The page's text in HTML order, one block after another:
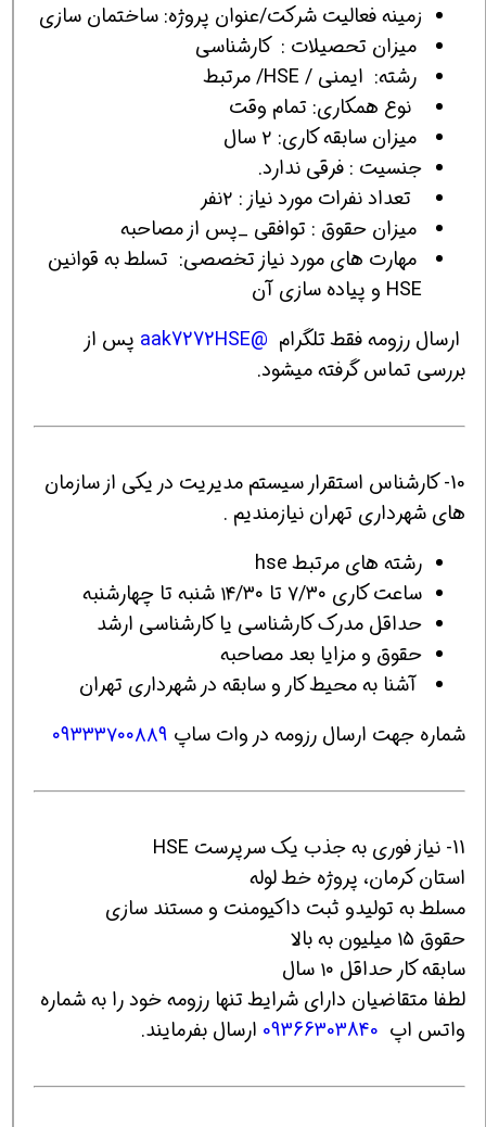
زمینه فعالیت شرکت/عنوان پروژه: ساختمان سازی
ميزان تحصیلات : کارشناسی
رشته: ایمنی / HSE/ مرتبط
نوع همکاری: تمام وقت
میزان سابقه کاری: ۲ سال
جنسیت : فرقی ندارد.
تعداد نفرات مورد نیاز : ۲نفر
میزان حقوق : توافقی _پس از مصاحبه
مهارت های مورد نیاز تخصصی: تسلط به قوانین
HSE و پیاده سازی آن
ارسال رزومه فقط تلگرام @aak7272HSE
پس از
بررسی تماس گرفته میشود.
10- کارشناس استقرار سیستم مدیریت در یکی از سازمان
های شهرداری تهران نیازمندیم .
رشته های مرتبط hse
ساعت کاری ۷/۳۰ تا ۱۴/۳۰ شنبه تا چهارشنبه
حداقل مدرک کارشناسی یا کارشناسی ارشد
حقوق و مزایا بعد مصاحبه
آشنا به محیط کار و سابقه در شهرداری تهران
شماره جهت ارسال رزومه در وات ساپ ۰۹۳۳۳۷۰۰۸۸۹
11- نياز فوری به جذب يك سرپرست HSE
استان کرمان، پروژه خط لوله
مسلط به تولیدو ثبت داکیومنت و مستند سازی
حقوق ۱۵ میلیون به بالا
سابقه کار حداقل ۱۰ سال
لطفا متقاضيان داراي شرايط تنها رزومه خود را به شماره
واتس اپ 09366303840 ارسال بفرمایند.